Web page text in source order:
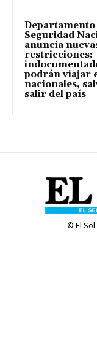
Departamento
Seguridad
anuncia
restricciones:
podrán viajar
nacionales,
salir del país
© El Sol